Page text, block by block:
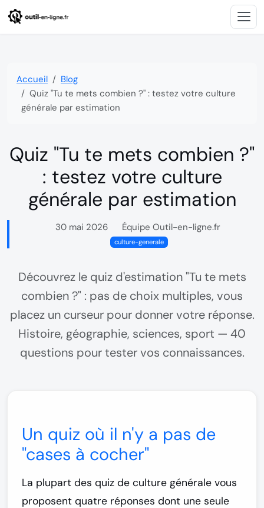
Accueil
Blog
Quiz "Tu te mets combien ?" : testez votre culture
générale par estimation
Quiz "Tu te mets combien ?"
: testez votre culture
générale par estimation
30 mai 2026
Équipe Outil-en-ligne.fr
culture-generale
Découvrez le quiz d'estimation "Tu te mets
combien ?" : pas de choix multiples, vous
placez un curseur pour donner votre réponse.
Histoire, géographie, sciences, sport — 40
questions pour tester vos connaissances.
Un quiz où il n'y a pas de
"cases à cocher"
La plupart des quiz de culture générale vous
proposent quatre réponses dont une seule